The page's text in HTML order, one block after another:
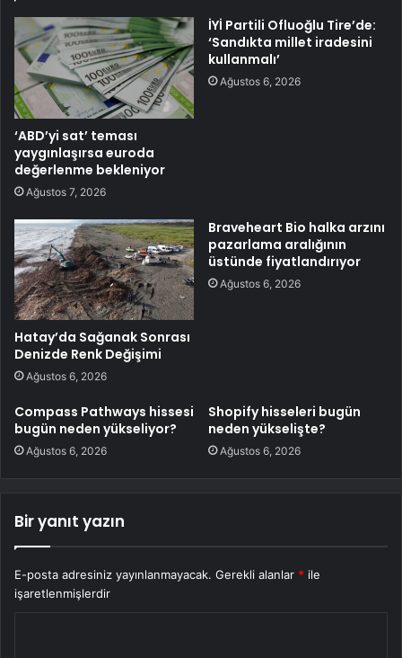
‘ABD’yi sat’ teması
yaygınlaşırsa euroda
değerlenme bekleniyor
Ağustos 7, 2026
İYİ Partili Ofluoğlu Tire’de:
‘Sandıkta millet iradesini
kullanmalı’
Ağustos 6, 2026
Hatay’da Sağanak Sonrası
Denizde Renk Değişimi
Ağustos 6, 2026
Braveheart Bio halka arzını
pazarlama aralığının
üstünde fiyatlandırıyor
Ağustos 6, 2026
Compass Pathways hissesi
bugün neden yükseliyor?
Ağustos 6, 2026
Shopify hisseleri bugün
neden yükselişte?
Ağustos 6, 2026
Bir yanıt yazın
E-posta adresiniz yayınlanmayacak. Gerekli alanlar * ile
işaretlenmişlerdir